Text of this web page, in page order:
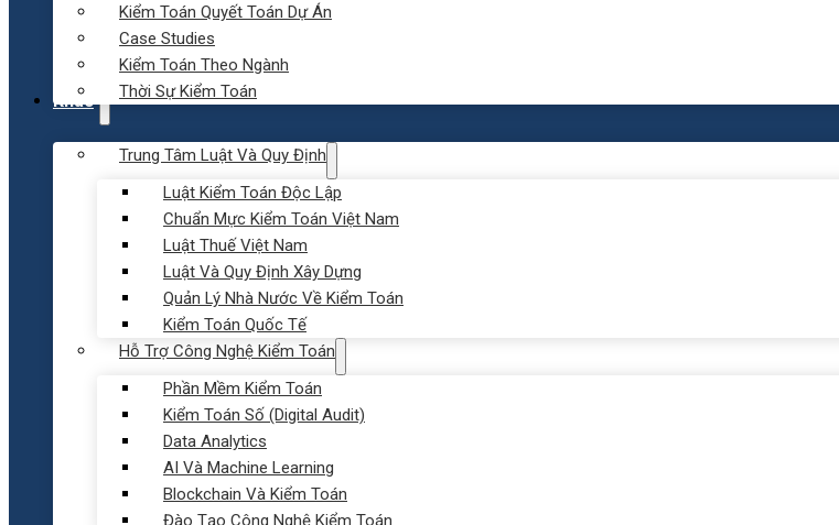
Kiểm Toán Quyết Toán Dự Án
Case Studies
Kiểm Toán Theo Ngành
Thời Sự Kiểm Toán
Khác
Trung Tâm Luật Và Quy Định
Luật Kiểm Toán Độc Lập
Chuẩn Mực Kiểm Toán Việt Nam
Luật Thuế Việt Nam
Luật Và Quy Định Xây Dựng
Quản Lý Nhà Nước Về Kiểm Toán
Kiểm Toán Quốc Tế
Hỗ Trợ Công Nghệ Kiểm Toán
Phần Mềm Kiểm Toán
Kiểm Toán Số (Digital Audit)
Data Analytics
AI Và Machine Learning
Blockchain Và Kiểm Toán
Đào Tạo Công Nghệ Kiểm Toán